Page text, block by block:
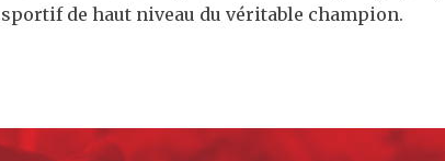
sportif de haut niveau du véritable champion.